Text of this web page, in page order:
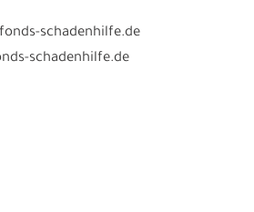
schadenhilfe.de
schadenhilfe.de